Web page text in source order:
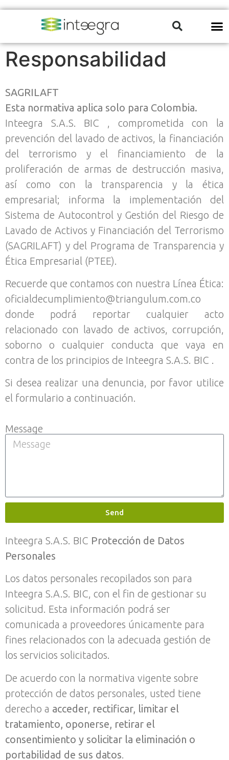
Responsabilidad
SAGRILAFT
Esta normativa aplica solo para Colombia.
Inteegra S.A.S. BIC , comprometida con la
prevención del lavado de activos, la financiación
del terrorismo y el financiamiento de la
proliferación de armas de destrucción masiva,
así como con la transparencia y la ética
empresarial; informa la implementación del
Sistema de Autocontrol y Gestión del Riesgo de
Lavado de Activos y Financiación del Terrorismo
(SAGRILAFT) y del Programa de Transparencia y
Ética Empresarial (PTEE).
Recuerde que contamos con nuestra Línea Ética:
oficialdecumplimiento@triangulum.com.co
donde podrá reportar cualquier acto
relacionado con lavado de activos, corrupción,
soborno o cualquier conducta que vaya en
contra de los principios de Inteegra S.A.S. BIC .
Si desea realizar una denuncia, por favor utilice
el formulario a continuación.
Message
Send
Inteegra S.A.S. BIC Protección de Datos
Personales
Los datos personales recopilados son para
Inteegra S.A.S. BIC, con el fin de gestionar su
solicitud. Esta información podrá ser
comunicada a proveedores únicamente para
fines relacionados con la adecuada gestión de
los servicios solicitados.
De acuerdo con la normativa vigente sobre
protección de datos personales, usted tiene
derecho a acceder, rectificar, limitar el
tratamiento, oponerse, retirar el
consentimiento y solicitar la eliminación o
portabilidad de sus datos